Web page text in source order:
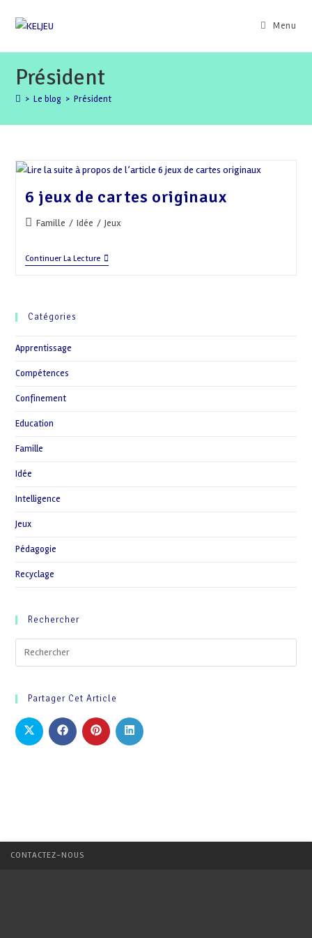
Menu
Président
> Le blog > Président
6 jeux de cartes originaux
PostFamille / Idée / Jeux
Continuer La Lecture6
Jeux
Catégories
Apprentissage
Compétences
Confinement
Education
Famille
Idée
Intelligence
Jeux
Pédagogie
Recyclage
Rechercher
Partager Cet Article
CONTACTEZ-NOUS